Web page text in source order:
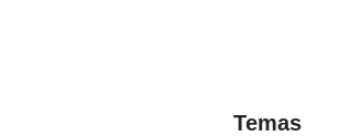
Temas